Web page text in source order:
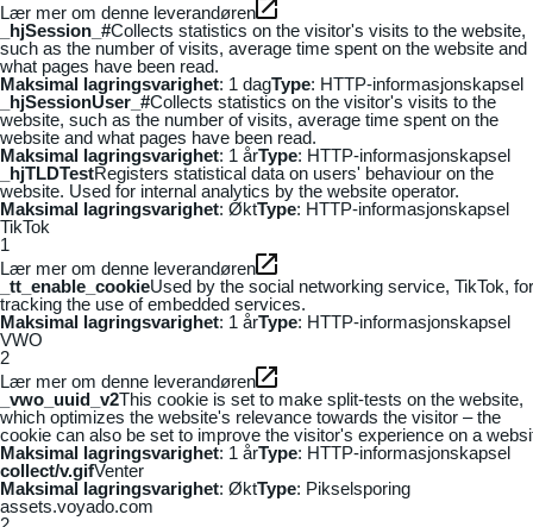
Lær mer om denne leverandøren
_hjSession_#Collects statistics on the visitor's visits to the website,
such as the number of visits, average time spent on the website and
what pages have been read.
Maksimal lagringsvarighet: 1 dagType: HTTP-informasjonskapsel
_hjSessionUser_#Collects statistics on the visitor's visits to the
website, such as the number of visits, average time spent on the
website and what pages have been read.
Maksimal lagringsvarighet: 1 årType: HTTP-informasjonskapsel
_hjTLDTestRegisters statistical data on users' behaviour on the
website. Used for internal analytics by the website operator.
Maksimal lagringsvarighet: ØktType: HTTP-informasjonskapsel
TikTok
1
Lær mer om denne leverandøren
_tt_enable_cookieUsed by the social networking service, TikTok, for
tracking the use of embedded services.
Maksimal lagringsvarighet: 1 årType: HTTP-informasjonskapsel
VWO
2
Lær mer om denne leverandøren
_vwo_uuid_v2This cookie is set to make split-tests on the website,
which optimizes the website's relevance towards the visitor – the
cookie can also be set to improve the visitor's experience on a
Maksimal lagringsvarighet: 1 årType: HTTP-informasjonskapsel
collect/v.gifVenter
Maksimal lagringsvarighet: ØktType: Pikselsporing
assets.voyado.com